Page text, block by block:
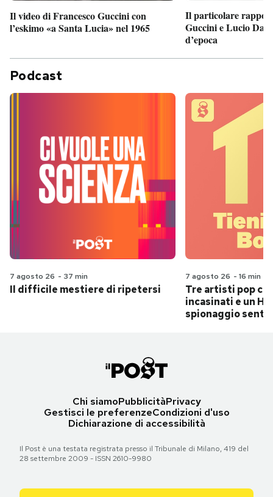
Il video di Francesco Guccini con
l’eskimo «a Santa Lucia» nel 1965
Il particolare
Guccini e Lucio
d’epoca
Podcast
7 agosto 26 - 37 min
Il difficile mestiere di ripetersi
7 agosto 26 - 16 min
Tre artisti pop
incasinati e un
spionaggio
Chi siamoPubblicitàPrivacy
Gestisci le preferenzeCondizioni d'uso
Dichiarazione di accessibilità
Il Post è una testata registrata presso il Tribunale di Milano, 419 del
28 settembre 2009 - ISSN 2610-9980